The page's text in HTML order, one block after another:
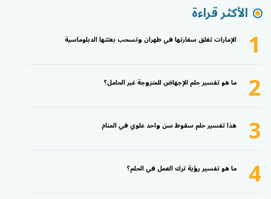
الأكثر قراءة
1 الإمارات تغلق سفارتها في طهران وتسحب بعثتها الدبلوماسية
2 ما هو تفسير حلم الإجهاض للمتزوجة غير الحامل؟
3 هذا تفسير حلم سقوط سن واحد علوي في المنام
4 ما هو تفسير رؤية ترك العمل في الحلم؟